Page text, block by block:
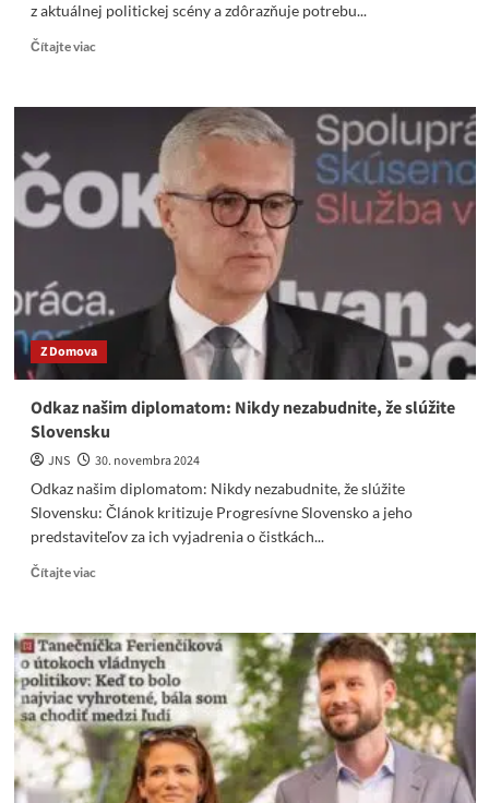
z aktuálnej politickej scény a zdôrazňuje potrebu...
Čítajte viacRead
NA
SLOVENSKU
INTELIGENTNÁ
NÁRODNÁ
STRANA
Z Domova
Odkaz našim diplomatom: Nikdy nezabudnite, že slúžite
Slovensku
JNS
30. novembra 2024
Odkaz našim diplomatom: Nikdy nezabudnite, že slúžite
Slovensku: Článok kritizuje Progresívne Slovensko a jeho
predstaviteľov za ich vyjadrenia o čistkách...
Čítajte viacRead
Odkaz
našim
diplomatom:
Nikdy
nezabudnite,
že
slúžite
Slovensku